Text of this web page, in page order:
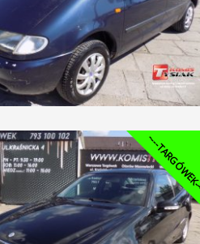
----TARGÓWEK----